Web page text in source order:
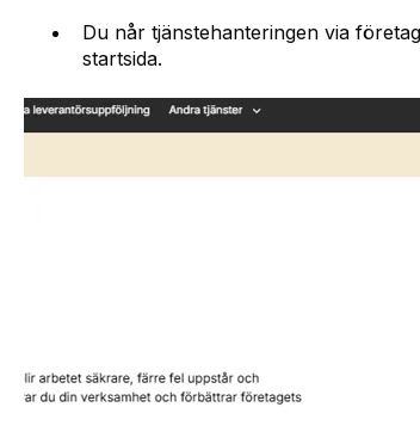
Du når tjänstehanteringen via
startsida.